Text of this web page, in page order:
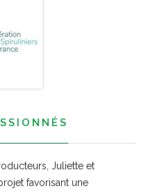
Juliette et
favorisant une